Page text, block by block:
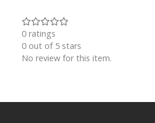
0 ratings
0 out of 5 stars
No review for this item.